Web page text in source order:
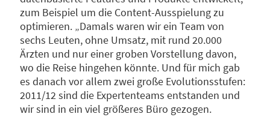
zum Beispiel um die Content-Ausspielung zu
optimieren. „Damals waren wir ein Team von
sechs Leuten, ohne Umsatz, mit rund 20.000
Ärzten und nur einer groben Vorstellung davon,
wo die Reise hingehen könnte. Und für mich gab
es danach vor allem zwei große Evolutionsstufen:
2011/12 sind die Expertenteams entstanden und
wir sind in ein viel größeres Büro gezogen.